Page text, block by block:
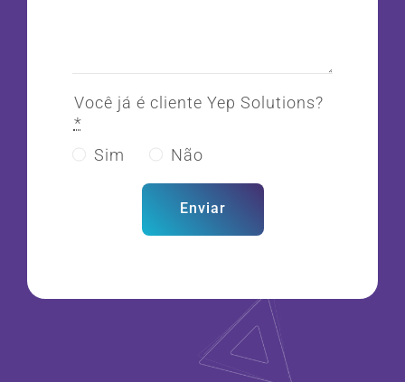
Você já é cliente Yep Solutions?
*
Sim
Não
Enviar